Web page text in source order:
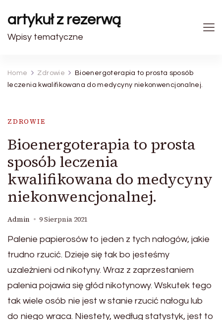
artykuł z rezerwą
Wpisy tematyczne
Home Zdrowie
Bioenergoterapia to prosta sposób
leczenia kwalifikowana do medycyny niekonwencjonalnej.
ZDROWIE
Bioenergoterapia to prosta
sposób leczenia
kwalifikowana do medycyny
niekonwencjonalnej.
Admin 9 Sierpnia 2021
Palenie papierosów to jeden z tych nałogów, jakie
trudno rzucić. Dzieje się tak bo jesteśmy
uzależnieni od nikotyny. Wraz z zaprzestaniem
palenia pojawia się głód nikotynowy. Wskutek tego
tak wiele osób nie jest w stanie rzucić nałogu lub
do niego wraca. Niestety, według statystyk, jest to